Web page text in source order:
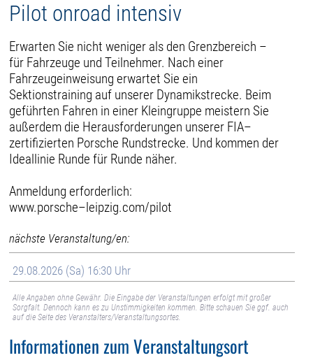
Pilot onroad intensiv
Erwarten Sie nicht weniger als den Grenzbereich –
für Fahrzeuge und Teilnehmer. Nach einer
Fahrzeugeinweisung erwartet Sie ein
Sektionstraining auf unserer Dynamikstrecke. Beim
geführten Fahren in einer Kleingruppe meistern Sie
außerdem die Herausforderungen unserer FIA–
zertifizierten Porsche Rundstrecke. Und kommen der
Ideallinie Runde für Runde näher.
Anmeldung erforderlich:
www.porsche–leipzig.com/pilot
nächste Veranstaltung/en:
29.08.2026 (Sa) 16:30 Uhr
Alle Angaben ohne Gewähr. Die Eingabe der Veranstaltungen erfolgt mit großer
Sorgfalt. Dennoch kann es zu Unstimmigkeiten kommen. Bitte schauen Sie ggf. auch
auf die Seite des Veranstalters/Veranstaltungsortes.
Informationen zum Veranstaltungsort